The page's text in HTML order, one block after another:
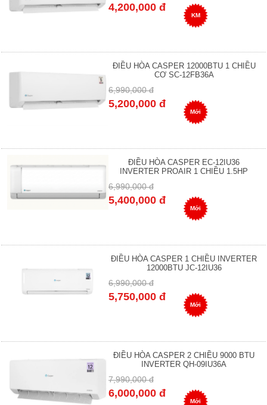
4,200,000 đ
KM
ĐIỀU HÒA CASPER 12000BTU 1 CHIỀU
CƠ SC-12FB36A
6,990,000 đ
5,200,000 đ
Mới
ĐIỀU HÒA CASPER EC-12IU36
INVERTER PROAIR 1 CHIỀU 1.5HP
6,990,000 đ
5,400,000 đ
Mới
ĐIỀU HÒA CASPER 1 CHIỀU INVERTER
12000BTU JC-12IU36
6,990,000 đ
5,750,000 đ
Mới
ĐIỀU HÒA CASPER 2 CHIỀU 9000 BTU
INVERTER QH-09IU36A
7,990,000 đ
6,000,000 đ
Mới